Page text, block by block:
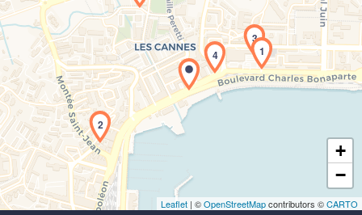
Chargement de la carte en cours...
1
2
3
4
+
−
Leaflet | ©OpenStreetMapcontributors ©CARTO